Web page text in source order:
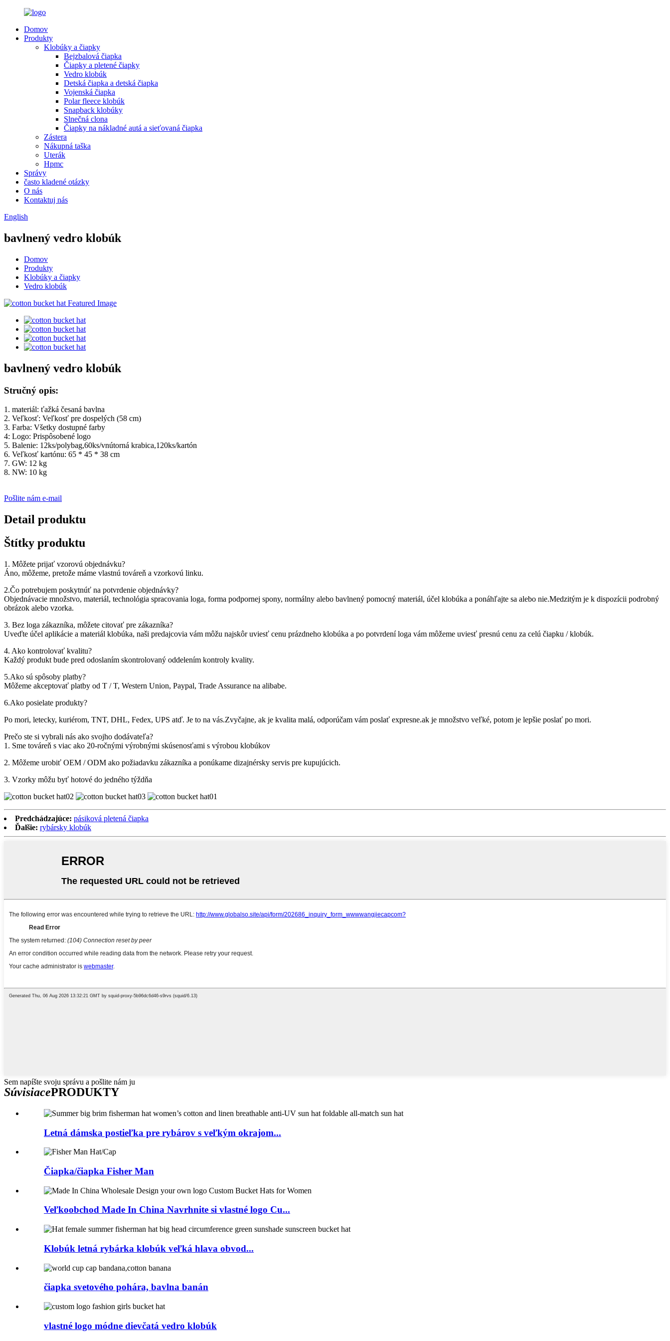
Domov
Produkty
Klobúky a čiapky
Bejzbalová čiapka
Čiapky a pletené čiapky
Vedro klobúk
Detská čiapka a detská čiapka
Vojenská čiapka
Polar fleece klobúk
Snapback klobúky
Slnečná clona
Čiapky na nákladné autá a sieťovaná čiapka
Zástera
Nákupná taška
Uterák
Hpmc
Správy
často kladené otázky
O nás
Kontaktuj nás
English
bavlnený vedro klobúk
Domov
Produkty
Klobúky a čiapky
Vedro klobúk
bavlnený vedro klobúk
Stručný opis:
1. materiál: ťažká česaná bavlna
2. Veľkosť: Veľkosť pre dospelých (58 cm)
3. Farba: Všetky dostupné farby
4: Logo: Prispôsobené logo
5. Balenie: 12ks/polybag,60ks/vnútorná krabica,120ks/kartón
6. Veľkosť kartónu: 65 * 45 * 38 cm
7. GW: 12 kg
8. NW: 10 kg
Pošlite nám e-mail
Detail produktu
Štítky produktu
1. Môžete prijať vzorovú objednávku?
Áno, môžeme, pretože máme vlastnú továreň a vzorkovú linku.
2.Čo potrebujem poskytnúť na potvrdenie objednávky?
Objednávacie množstvo, materiál, technológia spracovania loga, forma podpornej spony, normálny alebo bavlnený pomocný materiál, účel klobúka a ponáhľajte sa alebo nie.Medzitým je k dispozícii podrobný
obrázok alebo vzorka.
3. Bez loga zákazníka, môžete citovať pre zákazníka?
Uveďte účel aplikácie a materiál klobúka, naši predajcovia vám môžu najskôr uviesť cenu prázdneho klobúka a po potvrdení loga vám môžeme uviesť presnú cenu za celú čiapku / klobúk.
4. Ako kontrolovať kvalitu?
Každý produkt bude pred odoslaním skontrolovaný oddelením kontroly kvality.
5.Ako sú spôsoby platby?
Môžeme akceptovať platby od T / T, Western Union, Paypal, Trade Assurance na alibabe.
6.Ako posielate produkty?
Po mori, letecky, kuriérom, TNT, DHL, Fedex, UPS atď. Je to na vás.Zvyčajne, ak je kvalita malá, odporúčam vám poslať expresne.ak je množstvo veľké, potom je lepšie poslať po mori.
Prečo ste si vybrali nás ako svojho dodávateľa?
1. Sme továreň s viac ako 20-ročnými výrobnými skúsenosťami s výrobou klobúkov
2. Môžeme urobiť OEM / ODM ako požiadavku zákazníka a ponúkame dizajnérsky servis pre kupujúcich.
3. Vzorky môžu byť hotové do jedného týždňa
Predchádzajúce: pásiková pletená čiapka
Ďalšie: rybársky klobúk
Sem napíšte svoju správu a pošlite nám ju
SúvisiacePRODUKTY
Letná dámska postieľka pre rybárov s veľkým okrajom...
Čiapka/čiapka Fisher Man
Veľkoobchod Made In China Navrhnite si vlastné logo Cu...
Klobúk letná rybárka klobúk veľká hlava obvod...
čiapka svetového pohára, bavlna banán
vlastné logo módne dievčatá vedro klobúk